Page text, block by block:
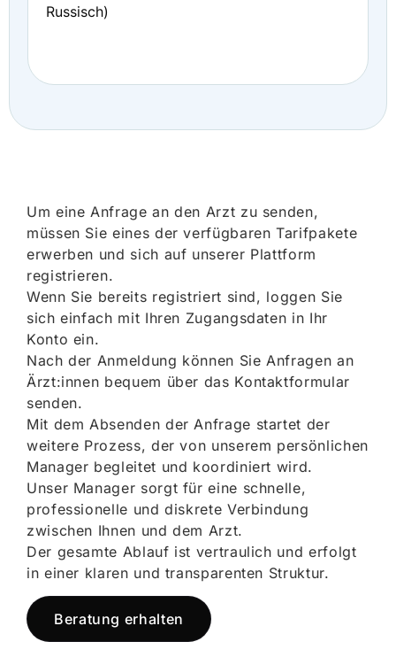
Russisch)
Um eine Anfrage an den Arzt zu senden,
müssen Sie eines der verfügbaren Tarifpakete
erwerben und sich auf unserer Plattform
registrieren.
Wenn Sie bereits registriert sind, loggen Sie
sich einfach mit Ihren Zugangsdaten in Ihr
Konto ein.
Nach der Anmeldung können Sie Anfragen an
Ärzt:innen bequem über das Kontaktformular
senden.
Mit dem Absenden der Anfrage startet der
weitere Prozess, der von unserem persönlichen
Manager begleitet und koordiniert wird.
Unser Manager sorgt für eine schnelle,
professionelle und diskrete Verbindung
zwischen Ihnen und dem Arzt.
Der gesamte Ablauf ist vertraulich und erfolgt
in einer klaren und transparenten Struktur.
Beratung erhalten